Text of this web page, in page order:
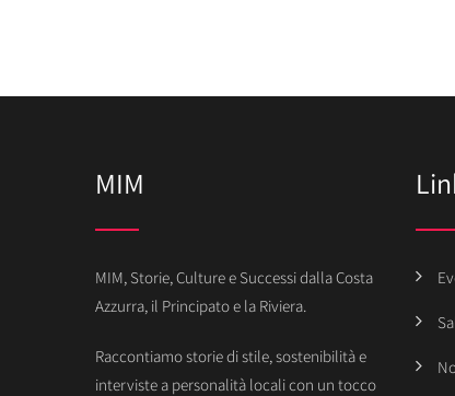
MIM
MIM, Storie, Culture e Successi dalla Costa
Azzurra, il Principato e la Riviera.
Raccontiamo storie di stile, sostenibilità e
interviste a personalità locali con un tocco